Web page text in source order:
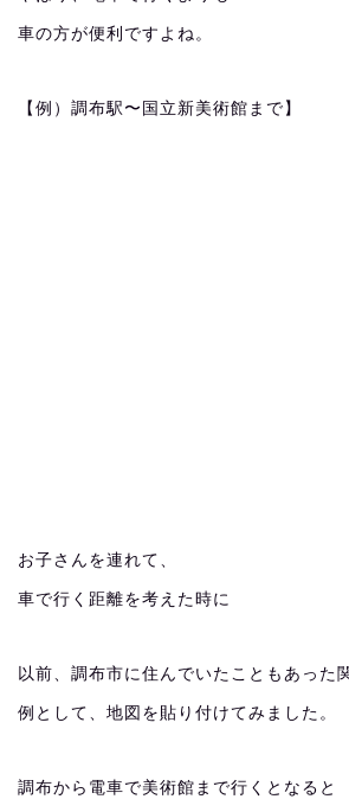
車の方が便利ですよね。
【例）調布駅〜国立新美術館まで】
お子さんを連れて、
車で行く距離を考えた時に
以前、調布市に住んでいたこともあった
例として、地図を貼り付けてみました。
調布から電車で美術館まで行くとなると